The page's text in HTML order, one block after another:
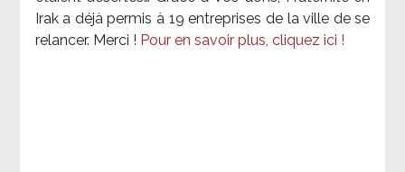
Irak a déjà permis à 19 entreprises de la ville de se
relancer. Merci ! Pour en savoir plus, cliquez ici !